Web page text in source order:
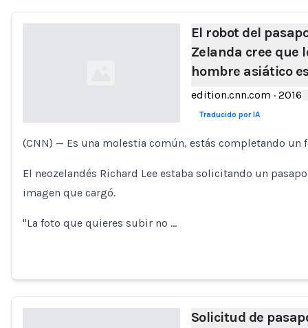
Loading...
El robot del
Zelanda cree que
hombre asiático
edition.cnn.com · 2016
Traducido por IA
(CNN) — Es una molestia común, estás completando un
El neozelandés Richard Lee estaba solicitando un
imagen que cargó.
"La foto que quieres subir no …
Solicitud de